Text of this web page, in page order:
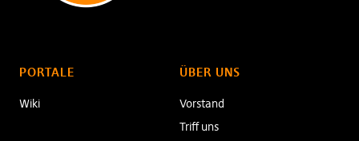
PORTALE
Wiki
ÜBER UNS
Vorstand
Triff uns